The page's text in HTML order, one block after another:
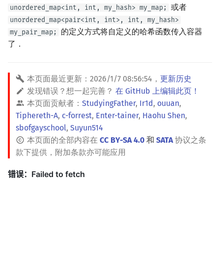
unordered_map<int, int, my_hash> my_map; 或者
unordered_map<pair<int, int>, int, my_hash>
my_pair_map;
的定义方式将自定义的哈希函数传入容器
了．
本页面最近更新： 2026/1/7 08:56:54 ， 更新历史
发现错误？想一起完善？ 在 GitHub 上编辑此页！
本页面贡献者： StudyingFather, Ir1d, ouuan,
Tiphereth-A, c-forrest, Enter-tainer, Haohu Shen,
sbofgayschool, Suyun514
本页面的全部内容在 CC BY-SA 4.0 和 SATA协议之条
款下提供，附加条款亦可能应用